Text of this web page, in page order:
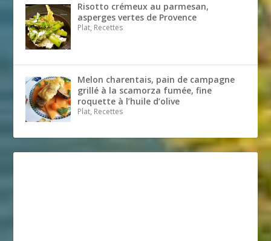
Risotto crémeux au parmesan,
asperges vertes de Provence
Plat, Recettes
Melon charentais, pain de campagne
grillé à la scamorza fumée, fine
roquette à l’huile d’olive
Plat, Recettes